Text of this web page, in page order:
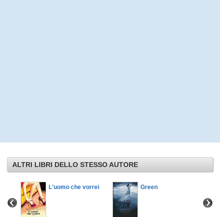
ALTRI LIBRI DELLO STESSO AUTORE
L'uomo che vorrei Green